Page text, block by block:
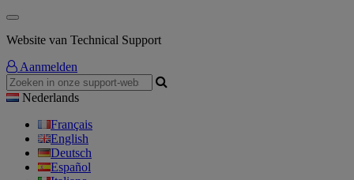
Website van Technical Support
Aanmelden
Nederlands
Français
English
Deutsch
Español